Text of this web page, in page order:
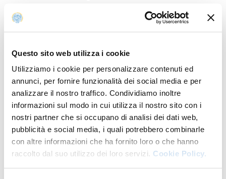
Questo sito web utilizza i cookie
Utilizziamo i cookie per personalizzare contenuti ed
annunci, per fornire funzionalità dei social media e per
analizzare il nostro traffico. Condividiamo inoltre
informazioni sul modo in cui utilizza il nostro sito con i
nostri partner che si occupano di analisi dei dati web,
pubblicità e social media, i quali potrebbero combinarle
con altre informazioni che ha fornito loro o che hanno
raccolto dal suo utilizzo dei loro servizi. Cookie Policy.
indirizzata al direttore del dipartimento, indicando la
propria disponibilità a svolgere tale insegnamento a
Allegati
PDF
BANDO PER AFFIDAMENTI DI
INSEGNAMENTI A TITOLO GRATUITO